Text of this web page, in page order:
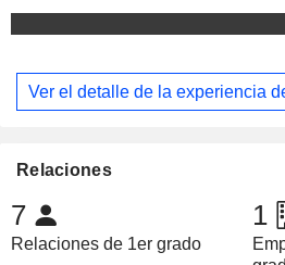
Ver el detalle de la experiencia
Relaciones
7
Relaciones de 1er grado
1